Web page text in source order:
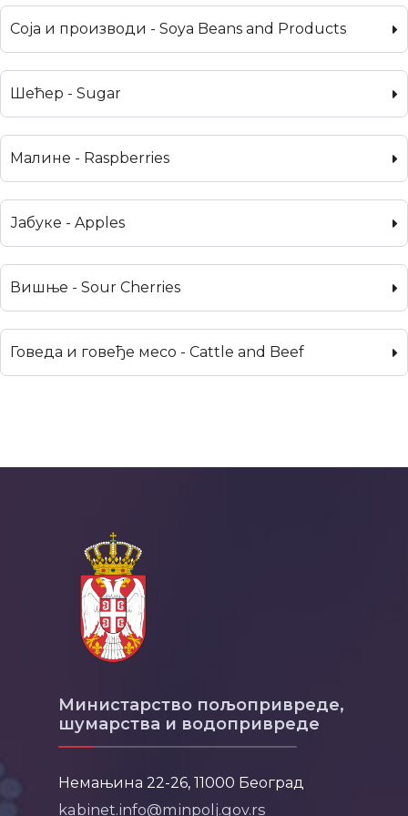
Соја и производи - Soya Beans and Products
Шећер - Sugar
Малине - Raspberries
Јабуке - Apples
Вишње - Sour Cherries
Говеда и говеђе месо - Cattle and Beef
Министарство пољопривреде,
шумарства и водопривреде
Немањина 22-26, 11000 Београд
kabinet.info@minpolj.gov.rs